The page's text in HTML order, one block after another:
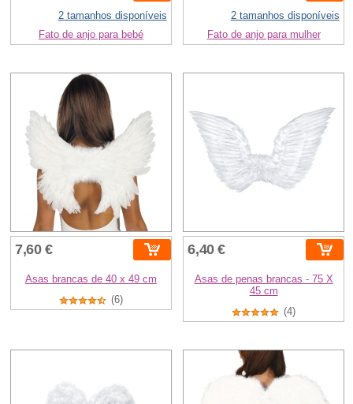
2 tamanhos disponíveis
Fato de anjo para bebé
2 tamanhos disponíveis
Fato de anjo para mulher
7,60 €
Asas brancas de 40 x 49 cm
(6)
6,40 €
Asas de penas brancas - 75 X
45 cm
(4)